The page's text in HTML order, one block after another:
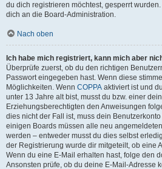
du dich registrieren möchtest, gesperrt
dich an die Board-Administration.
Nach oben
Ich habe mich registriert, kann mich aber
Überprüfe zuerst, ob du den richtigen
Passwort eingegeben hast. Wenn diese
Möglichkeiten. Wenn COPPA aktiviert ist und
unter 13 Jahre alt bist, musst du bzw. einer
Erziehungsberechtigten den Anweisungen
dies nicht der Fall ist, muss dein
einigen Boards müssen alle neu
werden – entweder musst du dies selbst
der Registrierung wurde dir mitgeteilt, ob eine
Wenn du eine E-Mail erhalten hast, folge den
Ansonsten prüfe, ob du deine E-Mail-Adresse